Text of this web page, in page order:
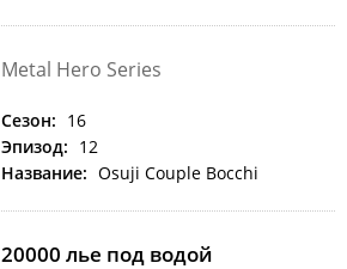
Metal Hero Series
Сезон: 16
Эпизод: 12
Название: Osuji Couple Bocchi
20000 лье под водой